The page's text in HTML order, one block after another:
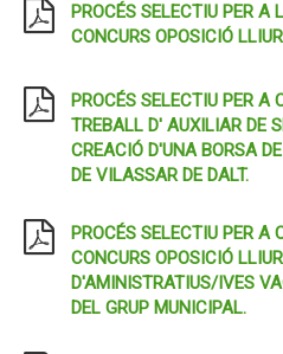
PROCÉS SELECTIU PER A
CONCURS OPOSICIÓ
PROCÉS SELECTIU PER A
TREBALL D' AUXILIAR DE
CREACIÓ D'UNA BORSA
DE VILASSAR DE DALT.
PROCÉS SELECTIU PER A
CONCURS OPOSICIÓ
D'AMINISTRATIUS/IVES
DEL GRUP MUNICIPAL.